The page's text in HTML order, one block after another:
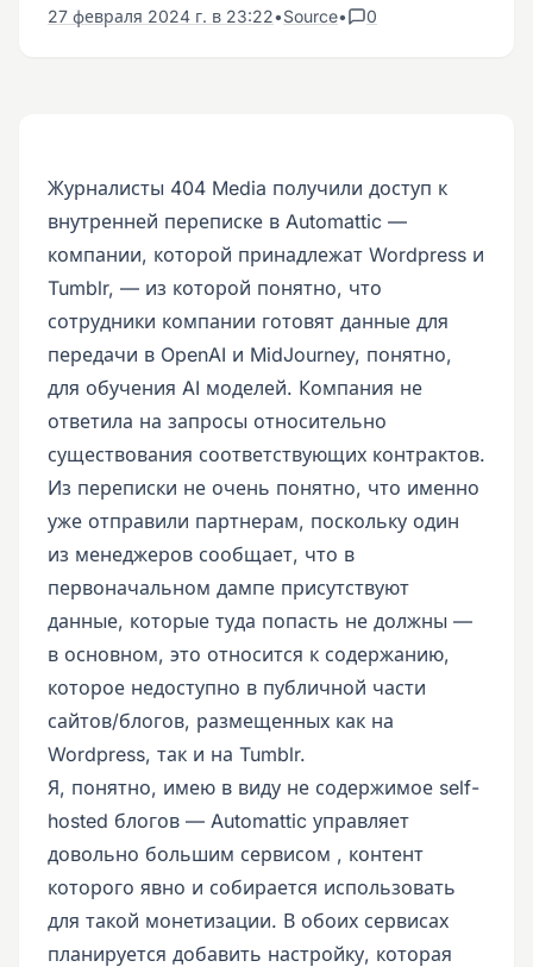
27 февраля 2024 г. в 23:22•Source• 0
Журналисты 404 Media получили доступ к
внутренней переписке в Automattic —
компании, которой принадлежат Wordpress и
Tumblr, — из которой понятно, что
сотрудники компании готовят данные для
передачи в OpenAI и MidJourney, понятно,
для обучения AI моделей. Компания не
ответила на запросы относительно
существования соответствующих контрактов.
Из переписки не очень понятно, что именно
уже отправили партнерам, поскольку один
из менеджеров сообщает, что в
первоначальном дампе присутствуют
данные, которые туда попасть не должны —
в основном, это относится к содержанию,
которое недоступно в публичной части
сайтов/блогов, размещенных как на
Wordpress, так и на Tumblr.
Я, понятно, имею в виду не содержимое self-
hosted блогов — Automattic управляет
довольно большим сервисом , контент
которого явно и собирается использовать
для такой монетизации. В обоих сервисах
планируется добавить настройку, которая